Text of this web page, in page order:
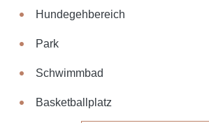
Hundegehbereich
Park
Schwimmbad
Basketballplatz